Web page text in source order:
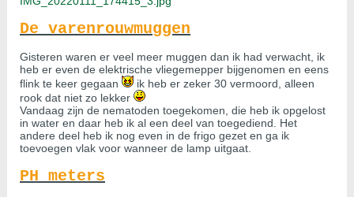
De varenrouwmuggen
Gisteren waren er veel meer muggen dan ik had verwacht, ik
heb er even de elektrische vliegemepper bijgenomen en eens
flink te keer gegaan
ik heb er zeker 30 vermoord, alleen
rook dat niet zo lekker
Vandaag zijn de nematoden toegekomen, die heb ik opgelost
in water en daar heb ik al een deel van toegediend. Het
andere deel heb ik nog even in de frigo gezet en ga ik
toevoegen vlak voor wanneer de lamp uitgaat.
PH meters